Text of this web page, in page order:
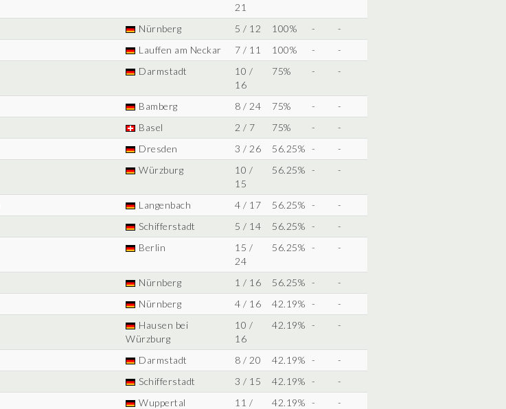
21
Nürnberg 5 / 12 100% -
-
Lauffen am Neckar 7 / 11 100% -
-
Darmstadt
10 /
16
75% - -
Bamberg 8 / 24 75% -
-
Basel 2 / 7 75% -
-
Dresden 3 / 26 56.25% -
-
Würzburg
10 /
15
56.25% - -
Langenbach 4 / 17 56.25% -
-
Schifferstadt 5 / 14 56.25% -
-
Berlin
15 /
24
56.25% - -
Nürnberg 1 / 16 56.25% -
-
Nürnberg 4 / 16 42.19% -
-
Hausen bei
Würzburg
10 /
16
42.19% - -
Darmstadt 8 / 20 42.19% -
-
Schifferstadt 3 / 15 42.19% -
-
Wuppertal
11 /
42.19% - -